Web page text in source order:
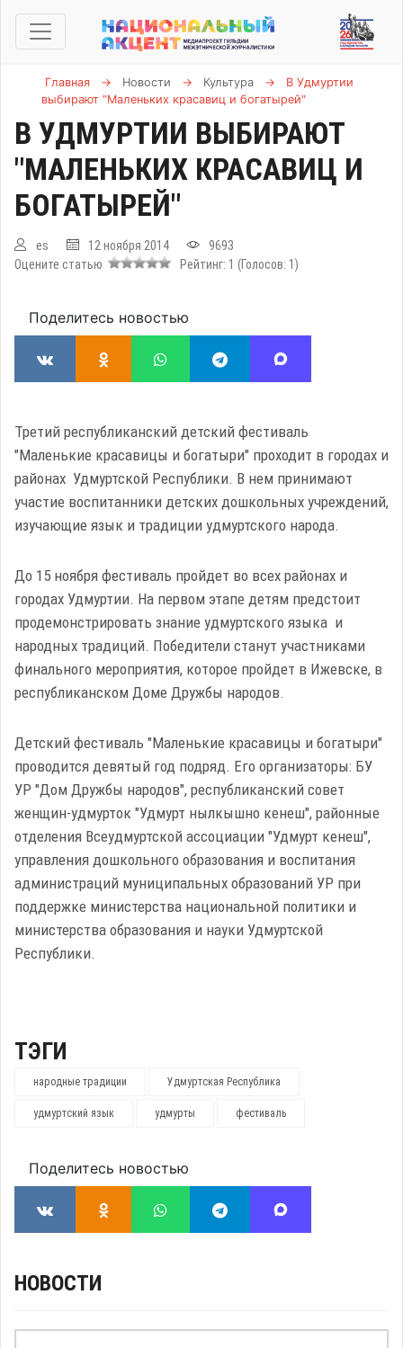
Главная → Новости → Культура →
В Удмуртии
выбирают "Маленьких красавиц и богатырей"
В УДМУРТИИ ВЫБИРАЮТ
"МАЛЕНЬКИХ КРАСАВИЦ И
БОГАТЫРЕЙ"
es 12 ноября 2014
9693
Оцените статью
Рейтинг: 1 (Голосов: 1 )
Поделитесь новостью
Третий республиканский детский фестиваль
"Маленькие красавицы и богатыри" проходит в городах и
районах Удмуртской Республики. В нем принимают
участие воспитанники детских дошкольных учреждений,
изучающие язык и традиции удмуртского народа.
До 15 ноября фестиваль пройдет во всех районах и
городах Удмуртии. На первом этапе детям предстоит
продемонстрировать знание удмуртского языка и
народных традиций. Победители станут участниками
финального мероприятия, которое пройдет в Ижевске, в
республиканском Доме Дружбы народов.
Детский фестиваль "Маленькие красавицы и богатыри"
проводится девятый год подряд. Его организаторы: БУ
УР "Дом Дружбы народов", республиканский совет
женщин-удмурток "Удмурт нылкышно кенеш", районные
отделения Всеудмуртской ассоциации "Удмурт кенеш",
управления дошкольного образования и воспитания
администраций муниципальных образований УР при
поддержке министерства национальной политики и
министерства образования и науки Удмуртской
Республики.
ТЭГИ
народные традиции Удмуртская Республика
удмуртский язык удмурты фестиваль
Поделитесь новостью
НОВОСТИ